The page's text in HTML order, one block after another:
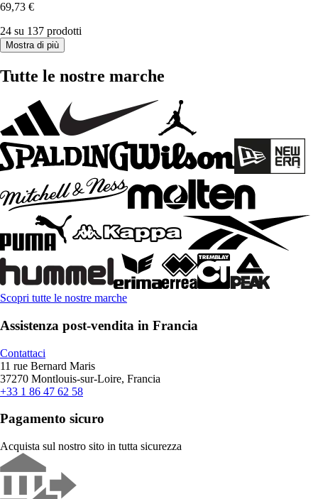
69,73 €
24 su 137 prodotti
Mostra di più
Tutte le nostre marche
Scopri tutte le nostre marche
Assistenza post-vendita in Francia
Contattaci
11 rue Bernard Maris
37270 Montlouis-sur-Loire, Francia
+33 1 86 47 62 58
Pagamento sicuro
Acquista sul nostro sito in tutta sicurezza